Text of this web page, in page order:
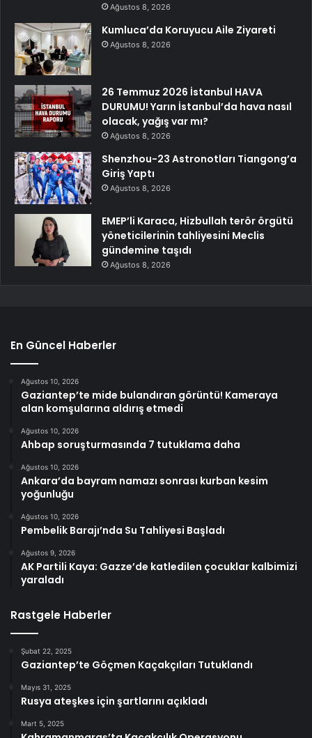
Ağustos 8, 2026
Kumluca’da Koruyucu Aile Ziyareti
Ağustos 8, 2026
26 Temmuz 2026 İstanbul HAVA
DURUMU! Yarın İstanbul’da hava nasıl
olacak, yağış var mı?
Ağustos 8, 2026
Shenzhou-23 Astronotları Tiangong’a
Giriş Yaptı
Ağustos 8, 2026
EMEP’li Karaca, Hizbullah terör örgütü
yöneticilerinin tahliyesini Meclis
gündemine taşıdı
Ağustos 8, 2026
En Güncel Haberler
Ağustos 10, 2026
Gaziantep’te mide bulandıran görüntü! Kameraya
alan komşularına aldırış etmedi
Ağustos 10, 2026
Ahbap soruşturmasında 7 tutuklama daha
Ağustos 10, 2026
Ankara’da bayram namazı sonrası kurban kesim
yoğunluğu
Ağustos 10, 2026
Pembelik Barajı’nda Su Tahliyesi Başladı
Ağustos 9, 2026
AK Partili Kaya: Gazze’de katledilen çocuklar kalbimizi
yaraladı
Rastgele Haberler
Şubat 22, 2025
Gaziantep’te Göçmen Kaçakçıları Tutuklandı
Mayıs 31, 2025
Rusya ateşkes için şartlarını açıkladı
Mart 5, 2025